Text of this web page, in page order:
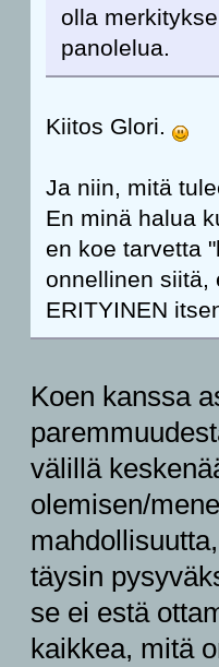
olla
panolelua.
Kiitos Glori.
Ja niin, mitä
En minä halua
en koe tarvetta
onnellinen siitä,
ERITYINEN
Koen kanssa
välillä
olemisen/
täysin
se ei estä
kaikkea, mitä